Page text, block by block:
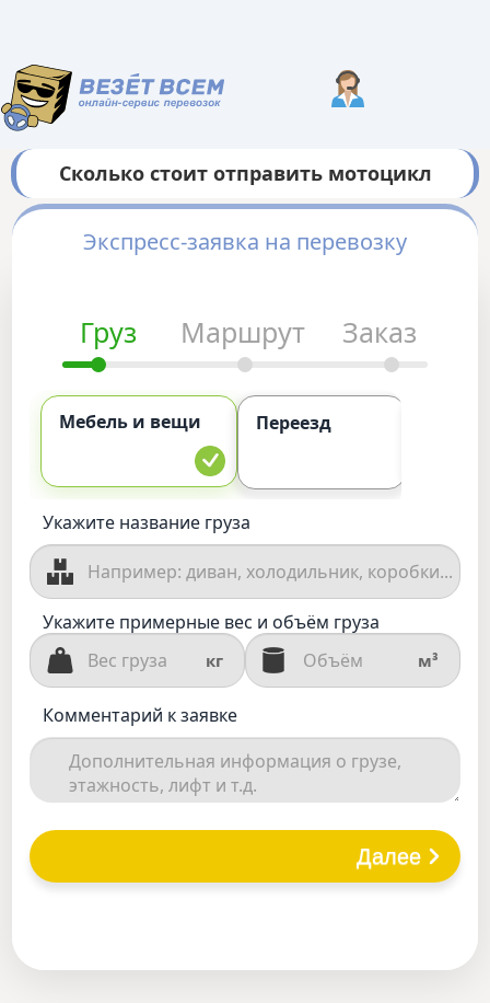
Сколько стоит отправить мотоцикл
Экспресс-заявка на перевозку
Груз Маршрут Заказ
Мебель и вещи Переезд
Укажите название груза
Укажите примерные вес и объём груза
кг м³
Комментарий к заявке
Далее